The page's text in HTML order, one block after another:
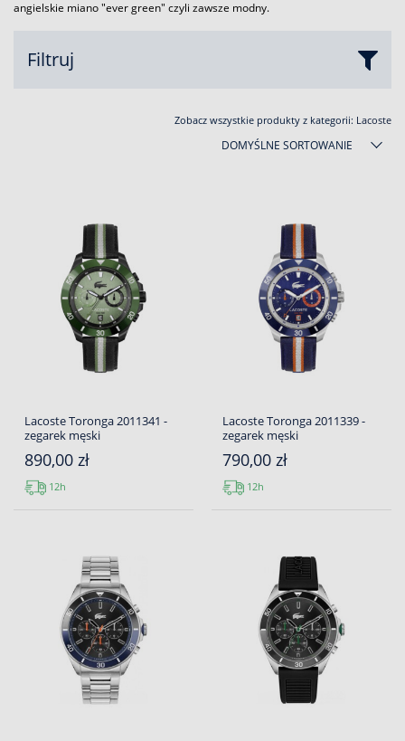
angielskie miano "ever green" czyli zawsze modny.
Filtruj
Zobacz wszystkie produkty z kategorii: Lacoste
DOMYŚLNE SORTOWANIE
Lacoste Toronga 2011341 -
zegarek męski
890,00 zł
12h
Lacoste Toronga 2011339 -
zegarek męski
790,00 zł
12h